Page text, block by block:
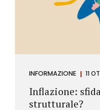
INFORMAZIONE 11
Inflazione:
strutturale?